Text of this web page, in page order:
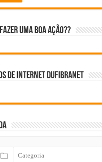
uma boa ação??
de internet DUFIBRANET